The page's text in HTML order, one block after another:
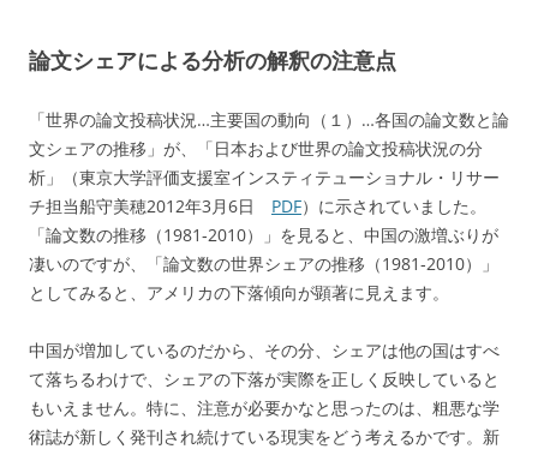
論文シェアによる分析の解釈の注意点
「世界の論文投稿状況…主要国の動向（１）…各国の論文数と論
文シェアの推移」が、「日本および世界の論文投稿状況の分
析」（東京大学評価支援室インスティテューショナル・リサー
チ担当船守美穂2012年3月6日 PDF）に示されていました。
「論文数の推移（1981‐2010）」を見ると、中国の激増ぶりが
凄いのですが、「論文数の世界シェアの推移（1981‐2010）」
としてみると、アメリカの下落傾向が顕著に見えます。
中国が増加しているのだから、その分、シェアは他の国はすべ
て落ちるわけで、シェアの下落が実際を正しく反映していると
もいえません。特に、注意が必要かなと思ったのは、粗悪な学
術誌が新しく発刊され続けている現実をどう考えるかです。新